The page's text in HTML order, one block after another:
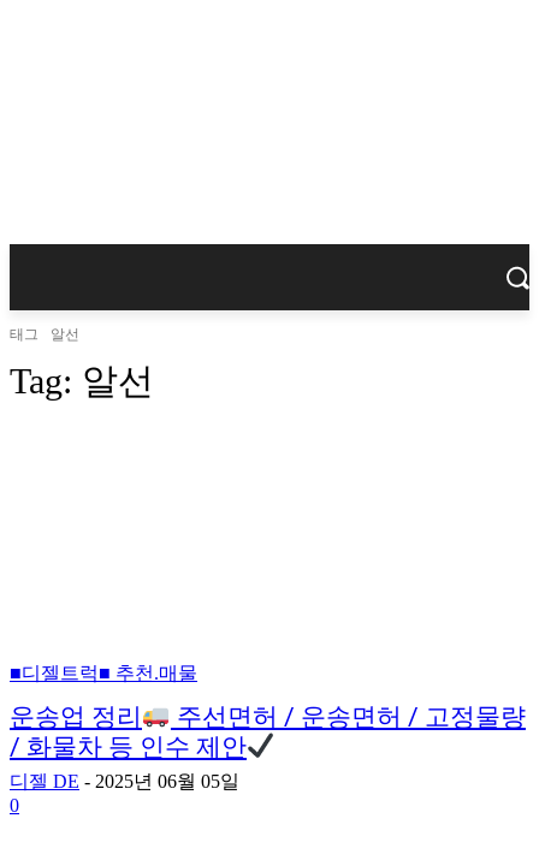
태그 알선
Tag: 알선
■디젤트럭■ 추천.매물
운송업 정리
주선면허 / 운송면허 / 고정물량
/ 화물차 등 인수 제안
디젤 DE - 2025년 06월 05일
0